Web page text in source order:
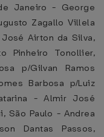
Janeiro - George
Zagallo Villela
Airton da Silva,
Pinheiro Tonollier,
p/Gilvan Ramos
Barbosa p/Luiz
- Almir José
São Paulo - Andrea
Dantas Passos,